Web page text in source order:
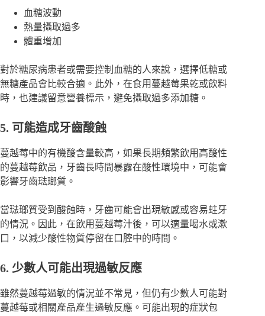
血糖波動
熱量攝取過多
體重增加
對於糖尿病患者或需要控制血糖的人來說，選擇低糖或
無糖產品會比較合適。此外，在食用蔓越莓果乾或飲料
時，也建議留意營養標示，避免攝取過多添加糖。
5. 可能造成牙齒酸蝕
蔓越莓中的有機酸含量較高，如果長期頻繁飲用高酸性
的蔓越莓飲品，牙齒長時間暴露在酸性環境中，可能會
影響牙齒琺瑯質。
當琺瑯質受到酸蝕時，牙齒可能會出現敏感或容易蛀牙
的情況。因此，在飲用蔓越莓汁後，可以適量喝水或漱
口，以減少酸性物質停留在口腔中的時間。
6. 少數人可能出現過敏反應
雖然蔓越莓過敏的情況並不常見，但仍有少數人可能對
蔓越莓或相關產品產生過敏反應。可能出現的症狀包